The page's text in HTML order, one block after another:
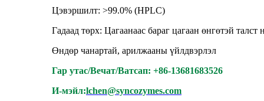
Цэвэршилт: >99.0% (HPLC)
Гадаад төрх: Цагаанаас бараг цагаан өнгөтэй талст
Өндөр чанартай, арилжааны үйлдвэрлэл
Гар утас/Вечат/Ватсап: +86-13681683526
И-мэйл:lchen@syncozymes.com